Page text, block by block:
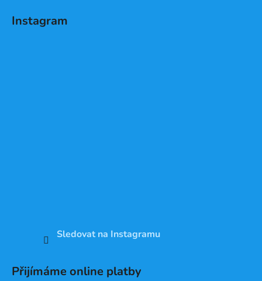
Instagram
Sledovat na Instagramu
Přijímáme online platby